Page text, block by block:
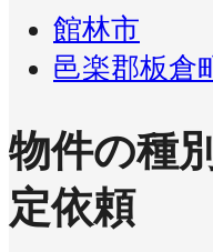
館林市
邑楽郡板倉
物件の種
定依頼